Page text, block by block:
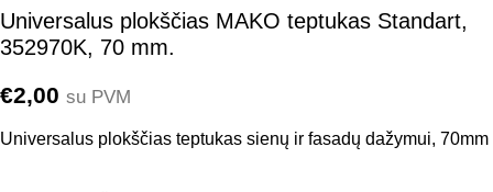
Universalus plokščias MAKO teptukas Standart,
352970K, 70 mm.
€2,00 su PVM
Universalus plokščias teptukas sienų ir fasadų dažymui, 70mm